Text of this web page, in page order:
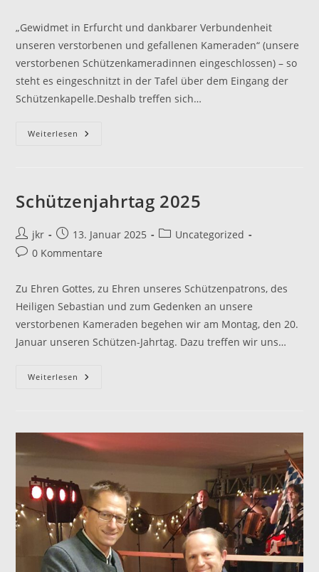
„Gewidmet in Erfurcht und dankbarer Verbundenheit
unseren verstorbenen und gefallenen Kameraden“ (unsere
verstorbenen Schützenkameradinnen eingeschlossen) – so
steht es eingeschnitzt in der Tafel über dem Eingang der
Schützenkapelle.Deshalb treffen sich…
Weiterlesen Schützen
Schützenjahrtag 2025
Beitrags-
Autor:
jkr
Beitrag
veröffentlicht:
13. Januar 2025
Beitrags-
Uncategorized
Beitrags-
0 Kommentare
Zu Ehren Gottes, zu Ehren unseres Schützenpatrons, des
Heiligen Sebastian und zum Gedenken an unsere
verstorbenen Kameraden begehen wir am Montag, den 20.
Januar unseren Schützen-Jahrtag. Dazu treffen wir uns…
Weiterlesen Schützenjahrtag